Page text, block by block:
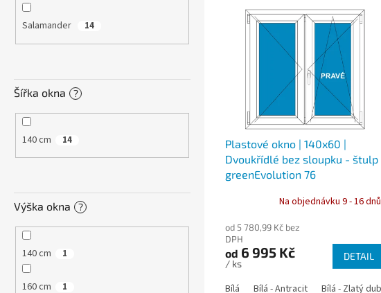
Salamander 14
Šířka okna ?
140 cm 14
Výška okna ?
140 cm 1
160 cm 1
Plastové okno | 140x60 |
Dvoukřídlé bez sloupku - štulp
greenEvolution 76
Na objednávku 9 - 16
od 5 780,99 Kč bez
DPH
od 6 995 Kč
/ ks
DETAIL
Bílá Bílá - Antracit Bílá - Zlatý dub